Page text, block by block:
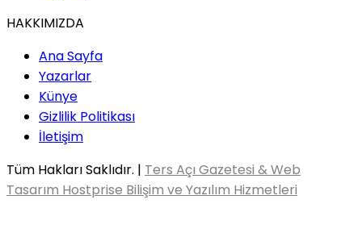
HAKKIMIZDA
Ana Sayfa
Yazarlar
Künye
Gizlilik Politikası
İletişim
Tüm Hakları Saklıdır. | Ters Açı Gazetesi & Web
Tasarım Hostprise Bilişim ve Yazılım Hizmetleri